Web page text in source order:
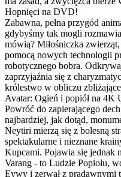
Hopnięci na DVD!
Zabawna, pełna przygód
gdybyśmy tak mogli
mówią? Miłośniczka
pomocą nowych technologii
robotycznego bobra.
zaprzyjaźnia się z
królestwo w obliczu
Avatar: Ogień i popiół na
Powróć do zapierającego
najbardziej, jak dotąd,
Neytiri mierzą się z bolesną
spektakularne i nieznane
Kupcami. Pojawia się jednak
Varang - to Ludzie Popiołu,
Eywy i zerwał z pradawnymi